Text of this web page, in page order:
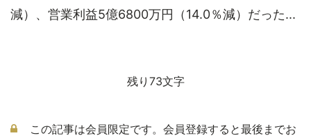
減）、営業利益5億6800万円（14.0％減）だった...
残り73文字
この記事は会員限定です。会員登録すると最後までお